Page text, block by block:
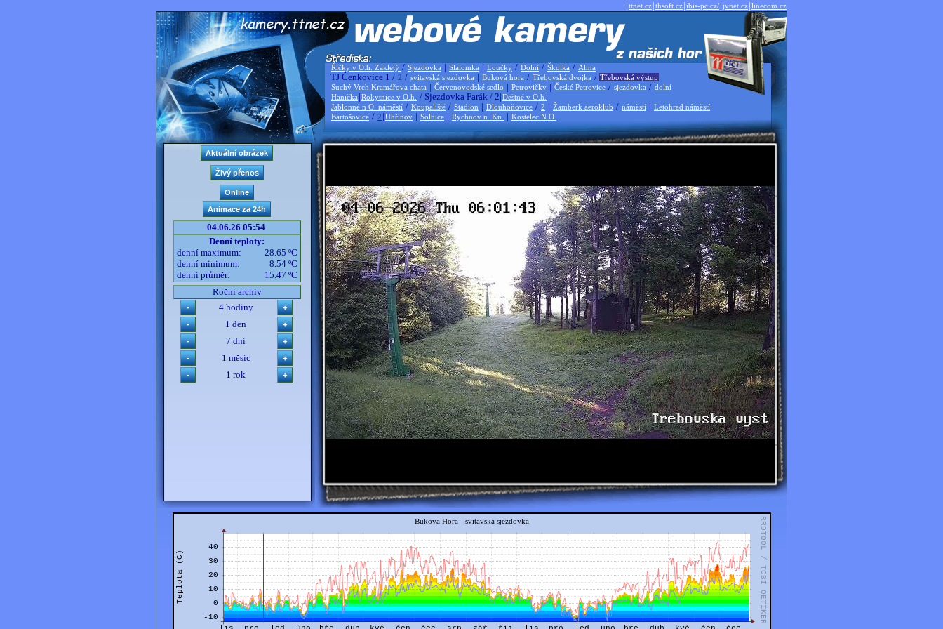
|ttnet.cz|thsoft.cz|ibis-pc.cz/|jvnet.cz|linecom.cz
Říčky v O.h. Zakletý / Sjezdovka | Slalomka | Loučky / Dolní / Školka / Alma
TJ Čenkovice 1 / 2 / svitavská sjezdovka | Buková hora / Třebovská dvojka / Třebovská výstup
Suchý Vrch Kramářova chata | Červenovodské sedlo | Petrovičky | České Petrovice / sjezdovka / dolní
Hanička |Rokytnice v O.h. / Sjezdovka Farák / 2|Deštné v O.h.
Jablonné n O. náměstí / Koupaliště / Stadion | Dlouhoňovice / 2 | Žamberk aeroklub / náměstí | Letohrad náměstí
Bartošovice / 2 |Uhřínov | Solnice | Rychnov n. Kn. | Kostelec N.O.
04.06.26 05:54
Denní teploty:
denní maximum:
28.65 ºC
denní minimum:
8.54 ºC
denní průměr:
15.47 ºC
Roční archiv
4 hodiny
1 den
7 dní
1 měsíc
1 rok